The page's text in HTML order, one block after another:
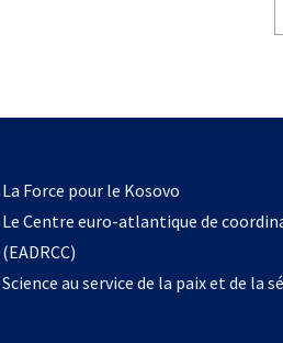
La Force pour le Kosovos’ouvre
dans
nouvel
Le Centre euro-atlantique de
(EADRCC)
Science au service de la paix et de la